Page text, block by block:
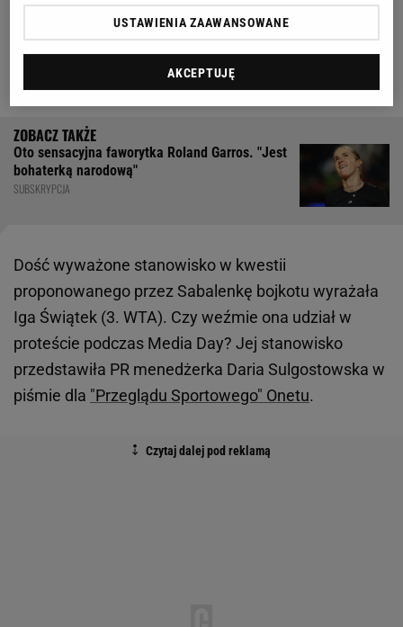
Ponadto nie będzie żadnych dodatkowych
wywiadów, nawet dla stacji posiadających prawa do
Oto sensacyjna faworytka Roland Garros. "Jest
bohaterką narodową"
SUBSKRYPCJA
Dość wyważone stanowisko w kwestii
proponowanego przez Sabalenkę bojkotu wyrażała
Iga Świątek (3. WTA). Czy weźmie ona udział w
proteście podczas Media Day? Jej stanowisko
przedstawiła PR menedżerka Daria Sulgostowska w
piśmie dla "Przeglądu Sportowego" Onetu.
USTAWIENIA ZAAWANSOWANE
AKCEPTUJĘ